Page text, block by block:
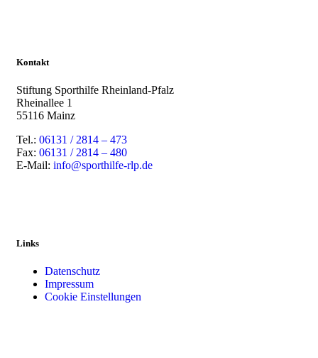
Kontakt
Stiftung Sporthilfe Rheinland-Pfalz
Rheinallee 1
55116 Mainz
Tel.: 06131 / 2814 – 473
Fax: 06131 / 2814 – 480
E-Mail: info@sporthilfe-rlp.de
Links
Datenschutz
Impressum
Cookie Einstellungen